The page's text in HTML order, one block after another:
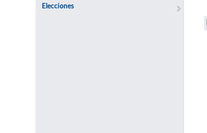
Elecciones